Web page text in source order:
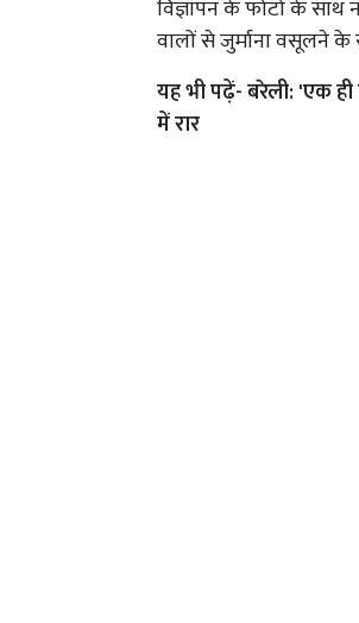
विज्ञापन के फोटो के साथ
वालों से जुर्माना वसूलने के
यह भी पढ़ें-बरेली: 'एक ही
में रार